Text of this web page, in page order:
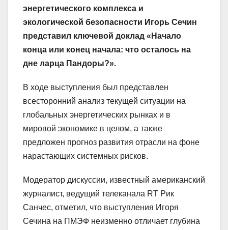
энергетического комплекса и
экологической безопасности Игорь Сечин
представил ключевой доклад «Начало
конца или конец начала: что осталось на
дне ларца Пандоры?».
В ходе выступления был представлен
всесторонний анализ текущей ситуации на
глобальных энергетических рынках и в
мировой экономике в целом, а также
предложен прогноз развития отрасли на фоне
нарастающих системных рисков.
Модератор дискуссии, известный американский
журналист, ведущий телеканала RT Рик
Санчес, отметил, что выступления Игоря
Сечина на ПМЭФ неизменно отличает глубина